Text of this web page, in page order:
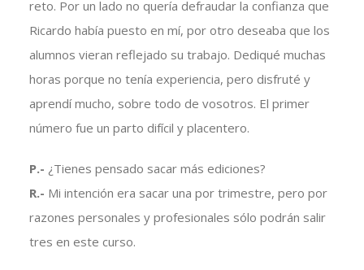
reto. Por un lado no quería defraudar la confianza que
Ricardo había puesto en mí, por otro deseaba que los
alumnos vieran reflejado su trabajo. Dediqué muchas
horas porque no tenía experiencia, pero disfruté y
aprendí mucho, sobre todo de vosotros. El primer
número fue un parto difícil y placentero.
P.- ¿Tienes pensado sacar más ediciones?
R.- Mi intención era sacar una por trimestre, pero por
razones personales y profesionales sólo podrán salir
tres en este curso.